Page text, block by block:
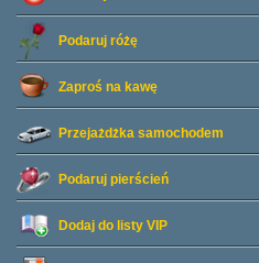
Podaruj różę
Zaproś na kawę
Przejażdżka samochodem
Podaruj pierścień
Dodaj do listy VIP